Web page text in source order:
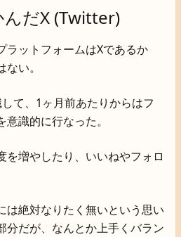
だX (Twitter)
ラットフォームはXであるか
い。
て、1ヶ月前あたりからはフ
識的に行なった。
を増やしたり、いいねやフォロ
は絶対なりたく無いという思い
分だが、なんとか上手くバラン